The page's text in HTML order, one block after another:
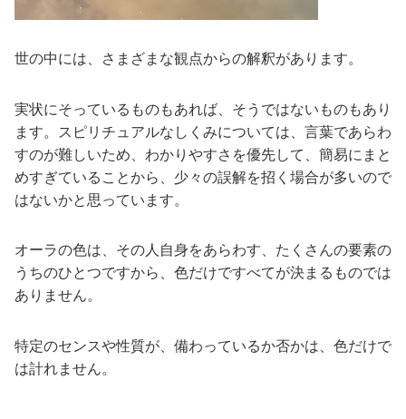
世の中には、さまざまな観点からの解釈があります。
実状にそっているものもあれば、そうではないものもあり
ます。スピリチュアルなしくみについては、言葉であらわ
すのが難しいため、わかりやすさを優先して、簡易にまと
めすぎていることから、少々の誤解を招く場合が多いので
はないかと思っています。
オーラの色は、その人自身をあらわす、たくさんの要素の
うちのひとつですから、色だけですべてが決まるものでは
ありません。
特定のセンスや性質が、備わっているか否かは、色だけで
は計れません。